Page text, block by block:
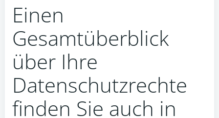
Einen
Gesamtüberblick
über Ihre
Datenschutzrechte
finden Sie auch in